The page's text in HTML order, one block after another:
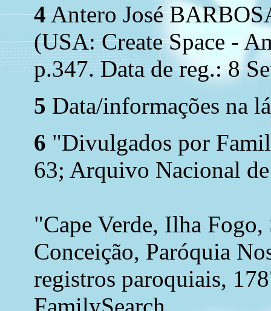
4Antero José
(USA: Create Space -
p.347. Data de reg.: 8
5 Data/informações na
6 "Divulgados por
63; Arquivo Nacional
"Cape Verde, Ilha
Conceição, Paróquia
registros paroquiais,
FamilySearch